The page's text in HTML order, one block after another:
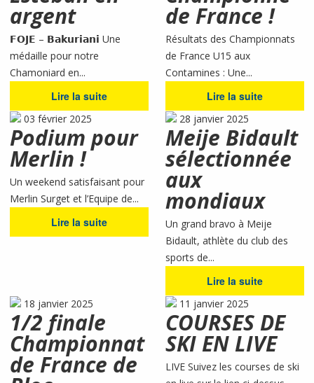
argent
𝗙𝗢𝗝𝗘 – 𝗕𝗮𝗸𝘂𝗿𝗶𝗮𝗻𝗶 Une
médaille pour notre
Chamoniard en...
Lire la suite
de France !
Résultats des Championnats
de France U15 aux
Contamines : Une...
Lire la suite
03 février 2025
Podium pour
Merlin !
Un weekend satisfaisant pour
Merlin Surget et l’Equipe de...
Lire la suite
28 janvier 2025
Meije Bidault
sélectionnée
aux
mondiaux
Un grand bravo à Meije
Bidault, athlète du club des
sports de...
Lire la suite
18 janvier 2025
1/2 finale
Championnat
de France de
11 janvier 2025
COURSES DE
SKI EN LIVE
LIVE Suivez les courses de ski